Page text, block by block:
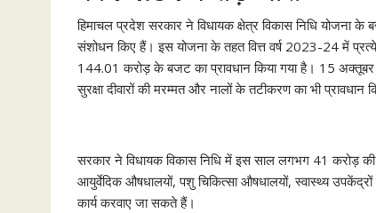
हिमाचल प्रदेश सरकार ने विधायक क्षेत्र विकास निधि योजना
संशोधन किए हैं। इस योजना के तहत वित्त वर्ष 2023-24 में
144.01 करोड़ के बजट का प्रावधान किया गया है। 15
सुरक्षा दीवारों की मरम्मत और नालों के तटीकरण का भी प्रावधान
सरकार ने विधायक विकास निधि में इस साल लगभग 41 करोड़ की
आयुर्वेदिक औषधालयों, पशु चिकित्सा औषधालयों, स्वास्थ्य उपकेंद्रों
कार्य करवाए जा सकते हैं।